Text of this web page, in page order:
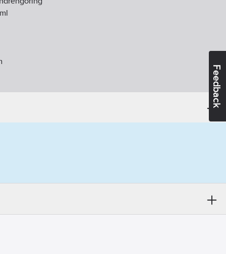
Feedback
ml